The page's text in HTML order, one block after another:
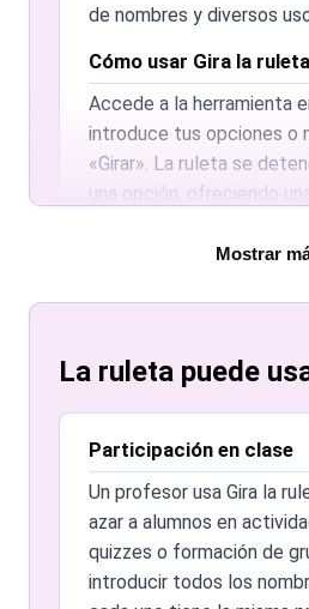
de nombres y diversos
Cómo usar Gira la ruleta
Accede a la herramienta
introduce tus opciones o
«Girar». La ruleta se
una opción, ofreciendo
recomienda no abusar de
Guardar ruletas
Por ahora no es posible
personalizadas para
Mostrar
La ruleta puede
Participación en clase
Un profesor usa Gira la
azar a alumnos en
quizzes o formación de
introducir todos los